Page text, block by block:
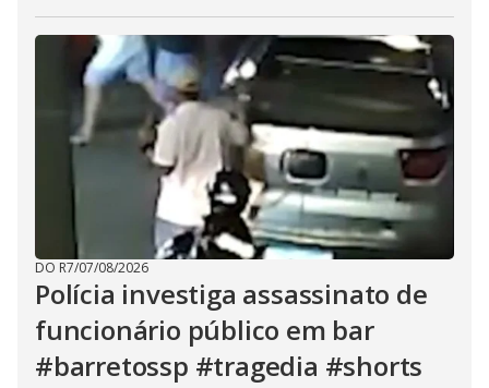
DO R7/07/08/2026
Polícia investiga assassinato de
funcionário público em bar
#barretossp #tragedia #shorts